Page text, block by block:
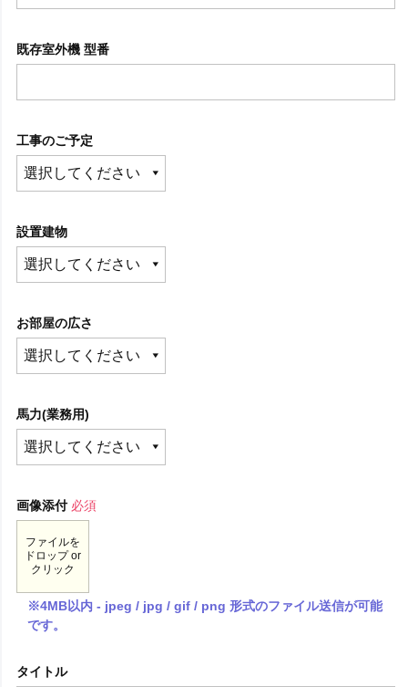
既存室外機 型番
工事のご予定
設置建物
お部屋の広さ
馬力(業務用)
画像添付 必須
ファイルを
ドロップ or
クリック
※4MB以内 - jpeg / jpg / gif / png 形式のファイル送信が可能
です。
タイトル